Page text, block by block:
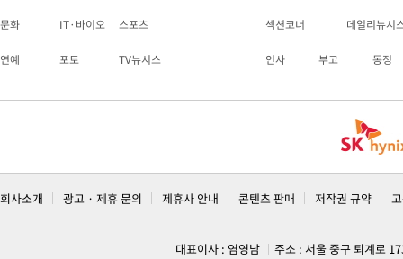
문화 IT·바이오 스포츠
연예 포토 TV뉴시스
섹션코너 데일리뉴시
인사 부고 동정
회사소개 광고 · 제휴 문의 제휴사 안내 콘텐츠 판매 저작권 규약
대표이사 : 염영남
주소 : 서울 중구 퇴계로